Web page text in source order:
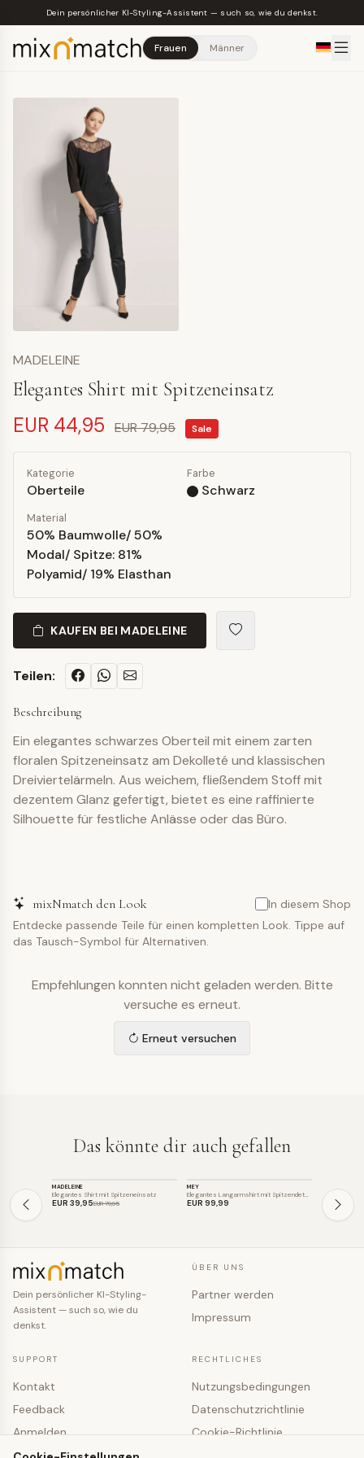
Skip to main content
Dein persönlicher KI-Styling-Assistent — such so, wie du denkst.
Frauen Männer
MADELEINE
Elegantes Shirt mit Spitzeneinsatz
EUR 44,95 EUR 79,95 Sale
Kategorie
Oberteile
Farbe
Schwarz
Material
50% Baumwolle/ 50%
Modal/ Spitze: 81%
Polyamid/ 19% Elasthan
KAUFEN BEI MADELEINE
Teilen:
Beschreibung
Ein elegantes schwarzes Oberteil mit einem zarten
floralen Spitzeneinsatz am Dekolleté und klassischen
Dreiviertelärmeln. Aus weichem, fließendem Stoff mit
dezentem Glanz gefertigt, bietet es eine raffinierte
Silhouette für festliche Anlässe oder das Büro.
mixNmatch den Look
In diesem Shop
Entdecke passende Teile für einen kompletten Look. Tippe auf
das Tausch-Symbol für Alternativen.
Empfehlungen konnten nicht geladen werden. Bitte
versuche es erneut.
Erneut versuchen
Das könnte dir auch gefallen
SALE
MADELEINE
Elegantes Shirt mit Spitzeneinsatz
EUR 39,95EUR 79,95
MEY
Elegantes Langarmshirt mit Spitzendetai…
EUR 99,99
SALE
EUR 26
Dein persönlicher KI-Styling-
Assistent — such so, wie du
denkst.
ÜBER UNS
Partner werden
Impressum
SUPPORT
Kontakt
Feedback
Anmelden
Registrieren
RECHTLICHES
Nutzungsbedingungen
Datenschutzrichtlinie
Cookie-Richtlinie